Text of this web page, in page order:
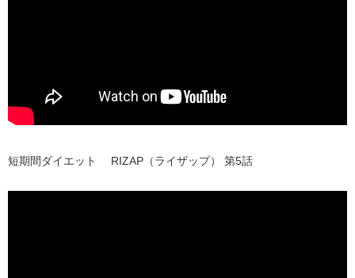
短期間ダイエット RIZAP（ライザップ） 第5話